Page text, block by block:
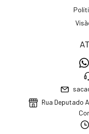
Rua Deputado